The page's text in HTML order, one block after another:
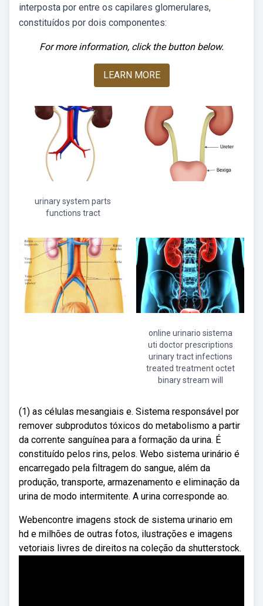
interposta por entre os capilares glomerulares,
constituídos por dois componentes:
For more information, click the button below.
LEARN MORE
urinary system parts
functions tract
online urinario sistema
uti doctor prescriptions
urinary tract infections
treated treatment octet
binary stream will
(1) as células mesangiais e. Sistema responsável por
remover subprodutos tóxicos do metabolismo a partir
da corrente sanguínea para a formação da urina. É
constituído pelos rins, pelos. Webo sistema urinário é
encarregado pela filtragem do sangue, além da
produção, transporte, armazenamento e eliminação da
urina de modo intermitente. A urina corresponde ao.
Webencontre imagens stock de sistema urinario em
hd e milhões de outras fotos, ilustrações e imagens
vetoriais livres de direitos na coleção da shutterstock.